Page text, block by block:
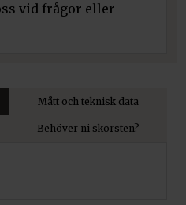
vid frågor eller
Mått och teknisk data
Behöver ni skorsten?